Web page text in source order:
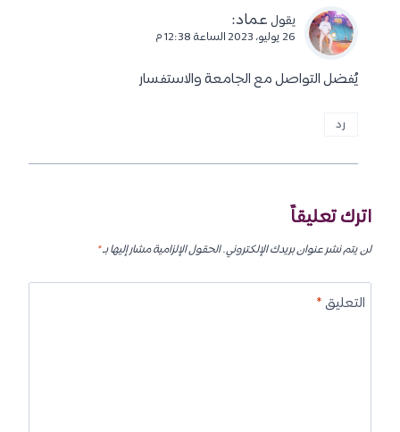
يقول عماد:
26 يوليو، 2023 الساعة 12:38 م
يُفضل التواصل مع الجامعة والاستفسار
رد
اترك تعليقاً
لن يتم نشر عنوان بريدك الإلكتروني.الحقول الإلزامية مشار إليها بـ*
التعليق*